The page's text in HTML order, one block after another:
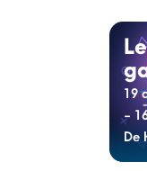
19
-
De